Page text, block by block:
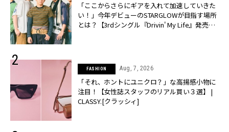
「ここからさらにギアを入れて加速していきた
い！」今年デビューのSTARGLOWが目指す場所
とは？【3rdシングル『Drivin' My Life』発売】 |
FASHION Aug, 7, 2026
「それ、ホントにユニクロ？」な高揚感小物に
注目！【女性誌スタッフのリアル買い３選】 |
CLASSY.[クラッシィ]